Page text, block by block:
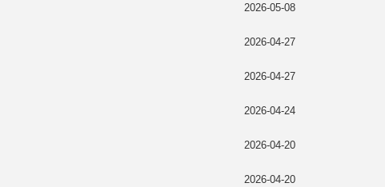
2026-05-08
2026-04-27
2026-04-27
2026-04-24
2026-04-20
2026-04-20